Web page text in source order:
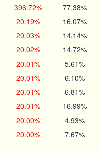
396.72% 77.38%
20.19% 16.07%
20.03% 14.14%
20.02% 14.72%
20.01% 5.61%
20.01% 6.10%
20.01% 6.81%
20.01% 16.99%
20.00% 4.93%
20.00% 7.67%